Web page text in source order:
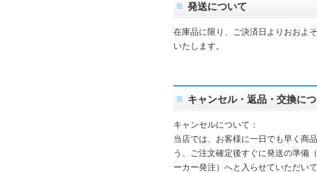
発送について
在庫品に限り、ご決済日よりおおよ
いたします。
キャンセル・返品・交換に
キャンセルについて：
当店では、お客様に一日でも早く商
う、ご注文確定後すぐに発送の準備
ーカー発注）へと入らせていただい